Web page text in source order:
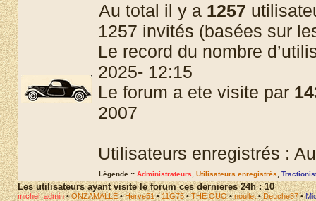
Au total il y a 1257
1257 invités (basées sur
Le record du nombre
2025- 12:15
Le forum a ete visite par
2007
Utilisateurs enregistrés :
Légende :: Administrateurs Utilisateurs enregistrés
Les utilisateurs ayant visite le forum ces dernieres 24h : 10
michel_admin•ONZAMALLE•Herve51•11G75•THE QUO•noullet•Deuche87•